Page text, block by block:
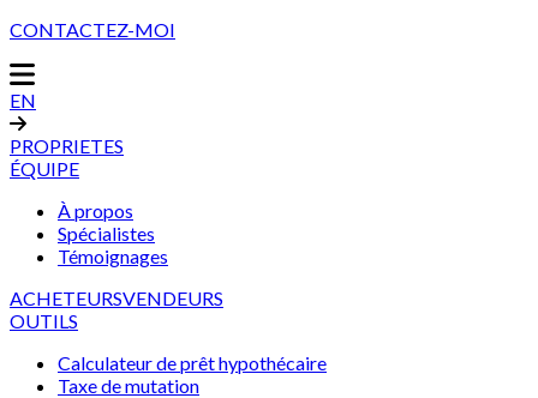
CONTACTEZ-MOI
EN
PROPRIETES
ÉQUIPE
À propos
Spécialistes
Témoignages
ACHETEURSVENDEURS
OUTILS
Calculateur de prêt hypothécaire
Taxe de mutation